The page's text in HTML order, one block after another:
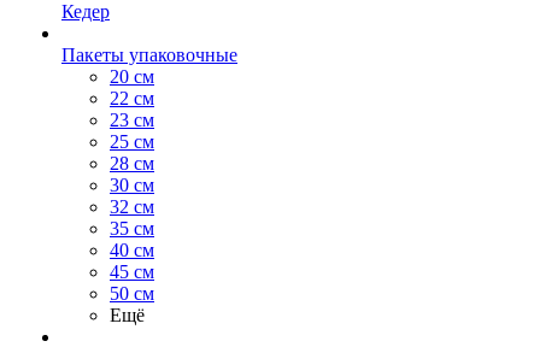
Кедер
Пакеты упаковочные
20 см
22 см
23 см
25 см
28 см
30 см
32 см
35 см
40 см
45 см
50 см
Ещё